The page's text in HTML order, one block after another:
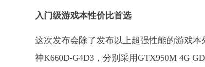
入门级游戏本性价比首选
这次发布会除了发布以上超强性能的游戏
神K660D-G4D3，分别采用GTX950M 4G